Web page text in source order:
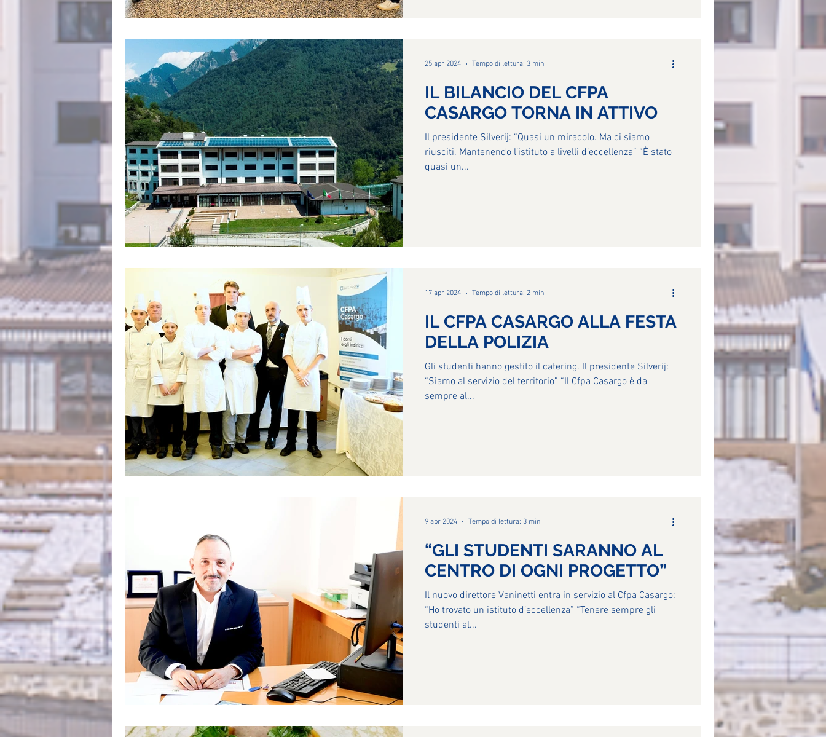
IL BILANCIO DEL CFPA
CASARGO TORNA IN ATTIVO
Il presidente Silverij: “Quasi un miracolo. Ma ci siamo
riusciti. Mantenendo l’istituto a livelli d’eccellenza” “È stato
quasi un...
25 apr 2024 Tempo di lettura: 3 min
IL CFPA CASARGO ALLA FESTA
DELLA POLIZIA
Gli studenti hanno gestito il catering. Il presidente Silverij:
“Siamo al servizio del territorio” “Il Cfpa Casargo è da
sempre al...
17 apr 2024 Tempo di lettura: 2 min
“GLI STUDENTI SARANNO AL
CENTRO DI OGNI PROGETTO”
Il nuovo direttore Vaninetti entra in servizio al Cfpa Casargo:
“Ho trovato un istituto d’eccellenza” “Tenere sempre gli
studenti al...
9 apr 2024 Tempo di lettura: 3 min